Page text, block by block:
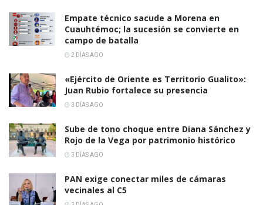
Empate técnico sacude a Morena en
Cuauhtémoc; la sucesión se convierte en
campo de batalla
2 DÍAS AGO
«Ejército de Oriente es Territorio Gualito»:
Juan Rubio fortalece su presencia
3 DÍAS AGO
Sube de tono choque entre Diana Sánchez y
Rojo de la Vega por patrimonio histórico
3 DÍAS AGO
PAN exige conectar miles de cámaras
vecinales al C5